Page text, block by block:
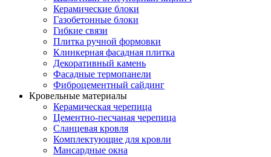
Керамические блоки
Газобетонные блоки
Гибкие связи
Плитка ручной формовки
Клинкерная фасадная плитка
Декоративный камень
Фасадные термопанели
Фиброцементный сайдинг
Кровельные материалы
Керамическая черепица
Цементно-песчаная черепица
Сланцевая кровля
Комплектующие для кровли
Мансардные окна